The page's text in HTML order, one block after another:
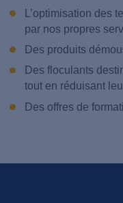
L’optimisation des
par nos propres
Des produits
Des floculants
tout en réduisant
Des offres de